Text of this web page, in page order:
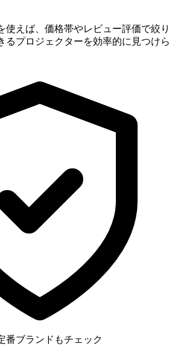
使えば、価格帯やレビュー評価で絞り
るプロジェクターを効率的に見つけら
番ブランドもチェック